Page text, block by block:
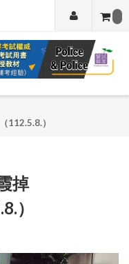
112.5.8.）
掉
）